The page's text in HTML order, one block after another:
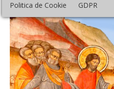
Politica de Cookie GDPR